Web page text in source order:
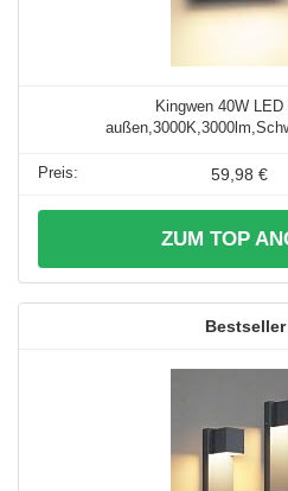
Kingwen 40W
59,98 €
ZUM TOP